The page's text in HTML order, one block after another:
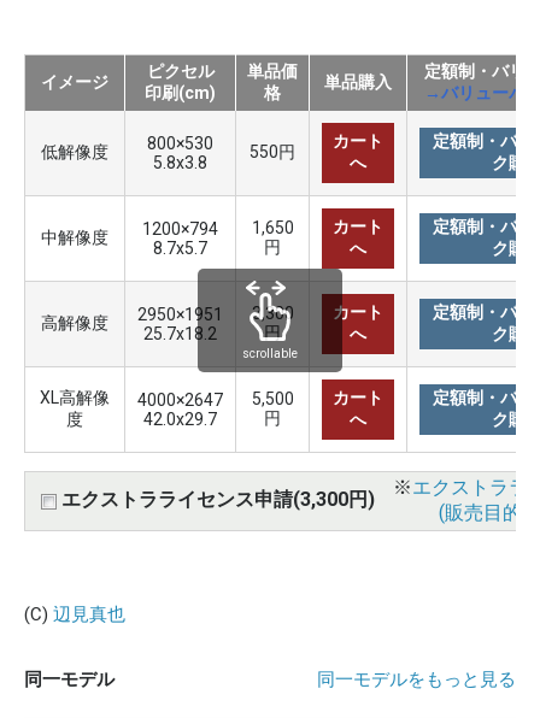
イメージ
ピクセル
印刷(cm)
単品価
格
単品購入
定額制・バリ
→バリューパ
低解像度
800×530
5.8x3.8
550円
カート
へ
定額制・バリ
ク購
中解像度
1200×794
8.7x5.7
1,650
円
カート
へ
定額制・バリ
ク購
高解像度
2950×1951
25.7x18.2
3,300
円
カート
へ
定額制・バリ
ク購
XL高解像
度
4000×2647
42.0x29.7
5,500
円
カート
へ
定額制・バリ
ク購
エクストラライセンス申請(3,300円)
※エクストララ
(販売目的
scrollable
(C) 辺見真也
同一モデル 同一モデルをもっと見る